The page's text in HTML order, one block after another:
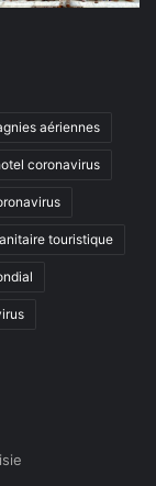
aériennes
coronavirus
touristique